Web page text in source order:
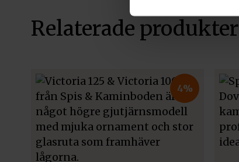
Relaterade produkter
4%